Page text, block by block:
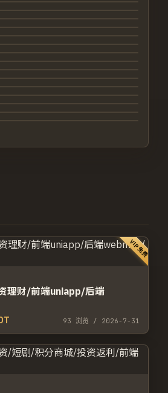
VIP免费
理财/前端uniapp/后端
93 浏览 / 2026-7-31